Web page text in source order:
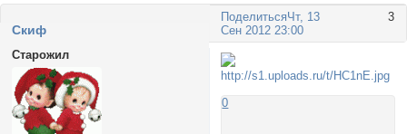
Поделиться 3
Чт, 13
Сен 2012 23:00
Cкиф
Старожил
0